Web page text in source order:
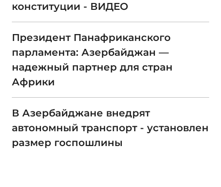
конституции - ВИДЕО
Президент Панафриканского
парламента: Азербайджан —
надежный партнер для стран
Африки
В Азербайджане внедрят
автономный транспорт - установлен
размер госпошлины